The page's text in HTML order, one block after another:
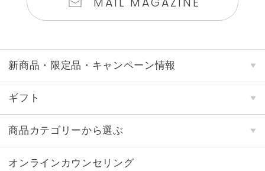
新商品・限定品・キャンペーン情報
ギフト
商品カテゴリーから選ぶ
オンラインカウンセリング